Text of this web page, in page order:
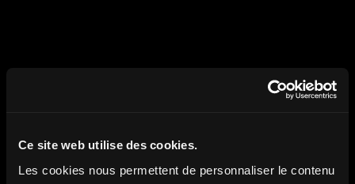
Ce site web utilise des cookies.
Les cookies nous permettent de personnaliser le contenu